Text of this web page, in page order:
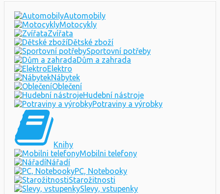
Automobily
Motocykly
Zvířata
Dětské zboží
Sportovní potřeby
Dům a zahrada
Elektro
Nábytek
Oblečení
Hudební nástroje
Potraviny a výrobky
Knihy
Mobilni telefony
Nářadí
PC, Notebooky
Starožitnosti
Slevy, vstupenky